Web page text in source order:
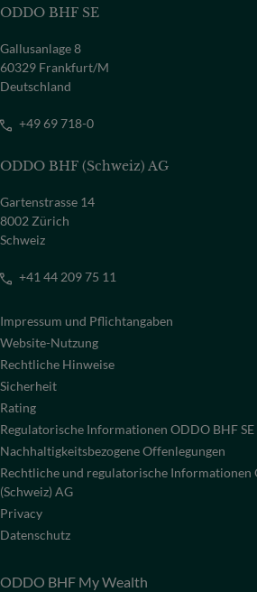
ODDO BHF SE
Gallusanlage 8
60329 Frankfurt/M
Deutschland
+49 69 718-0
ODDO BHF (Schweiz) AG
Gartenstrasse 14
8002 Zürich
Schweiz
+41 44 209 75 11
Impressum und Pflichtangaben
Website-Nutzung
Rechtliche Hinweise
Sicherheit
Rating
Regulatorische Informationen ODDO BHF SE
Nachhaltigkeitsbezogene Offenlegungen
Rechtliche und regulatorische Informationen
(Schweiz) AG
Privacy
Datenschutz
ODDO BHF My Wealth